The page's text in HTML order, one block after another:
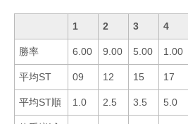
1 2 3 4
勝率 6.00 9.00 5.00 1.00
平均ST 09 12 15 17
平均ST順 1.0 2.5 3.5 5.0